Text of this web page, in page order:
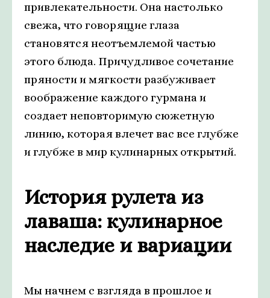
привлекательности. Она настолько
свежа, что говорящие глаза
становятся неотъемлемой частью
этого блюда. Причудливое сочетание
пряности и мягкости разбуживает
воображение каждого гурмана и
создает неповторимую сюжетную
линию, которая влечет вас все глубже
и глубже в мир кулинарных открытий.
История рулета из
лаваша: кулинарное
наследие и вариации
Мы начнем с взгляда в прошлое и